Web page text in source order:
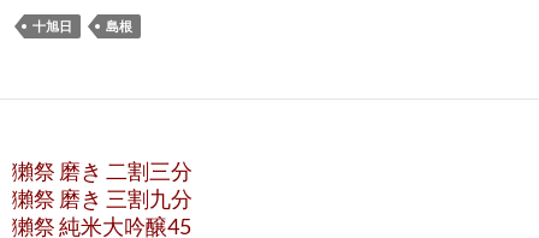
十旭日 島根
獺祭 磨き 二割三分
獺祭 磨き 三割九分
獺祭 純米大吟醸45